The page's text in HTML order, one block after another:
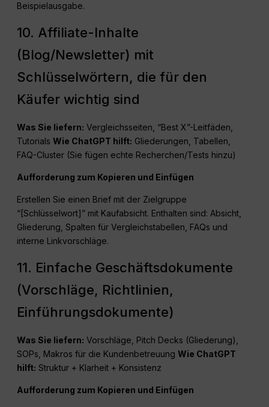
Beispielausgabe.
10. Affiliate-Inhalte
(Blog/Newsletter) mit
Schlüsselwörtern, die für den
Käufer wichtig sind
Was Sie liefern: Vergleichsseiten, “Best X”-Leitfäden,
TutorialsWie ChatGPT hilft: Gliederungen, Tabellen,
FAQ-Cluster (Sie fügen echte Recherchen/Tests hinzu)
Aufforderung zum Kopieren und Einfügen
Erstellen Sie einen Brief mit der Zielgruppe
“[Schlüsselwort]” mit Kaufabsicht. Enthalten sind: Absicht,
Gliederung, Spalten für Vergleichstabellen, FAQs und
interne Linkvorschläge.
11. Einfache Geschäftsdokumente
(Vorschläge, Richtlinien,
Einführungsdokumente)
Was Sie liefern: Vorschläge, Pitch Decks (Gliederung),
SOPs, Makros für die KundenbetreuungWie ChatGPT
hilft: Struktur + Klarheit + Konsistenz
Aufforderung zum Kopieren und Einfügen